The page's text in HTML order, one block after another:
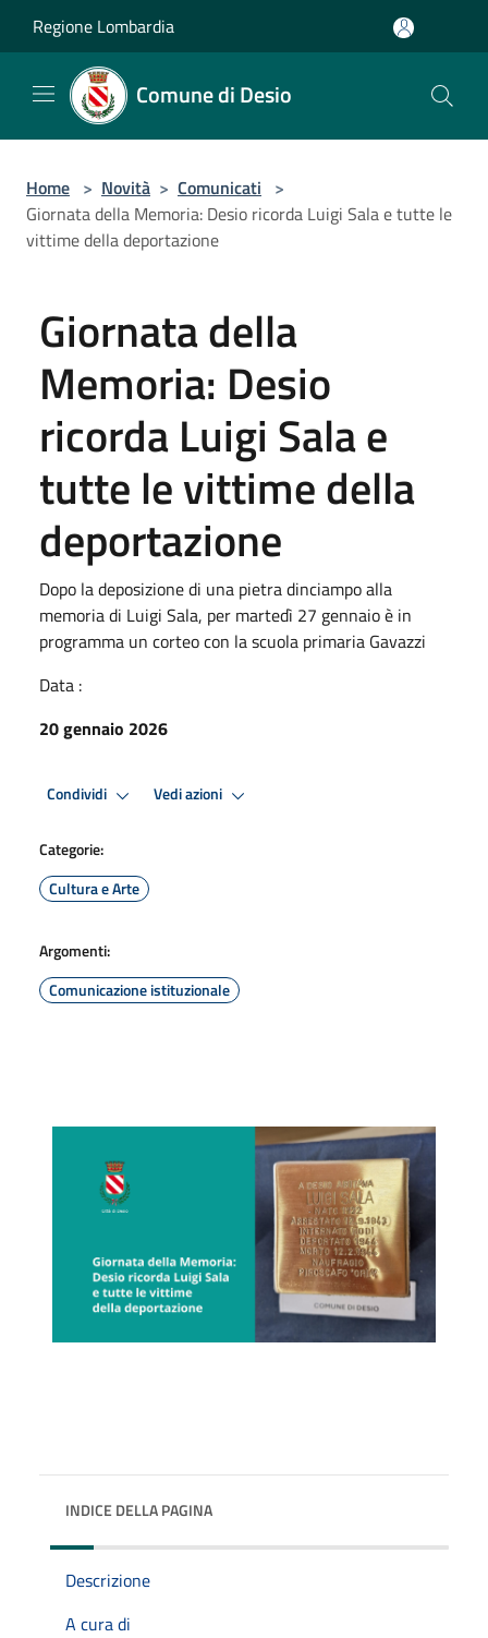
Regione Lombardia
Comune di Desio
Home > Novità > Comunicati >
Giornata della Memoria: Desio ricorda Luigi Sala e tutte le
vittime della deportazione
Giornata della
Memoria: Desio
ricorda Luigi Sala e
tutte le vittime della
deportazione
Dopo la deposizione di una pietra dinciampo alla
memoria di Luigi Sala, per martedì 27 gennaio è in
programma un corteo con la scuola primaria Gavazzi
Data :
20 gennaio 2026
Condividi Vedi azioni
Categorie:
Cultura e Arte
Argomenti:
Comunicazione istituzionale
INDICE DELLA PAGINA
Descrizione
A cura di